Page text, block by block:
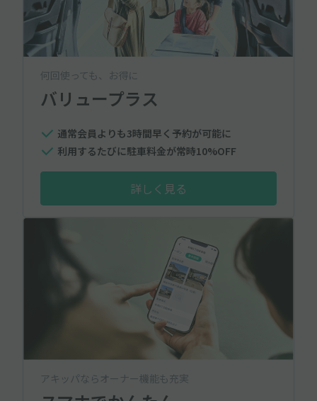
何回使っても、お得に
バリュープラス
通常会員よりも3時間早く予約が可能に
利用するたびに駐車料金が常時10%OFF
詳しく見る
アキッパならオーナー機能も充実